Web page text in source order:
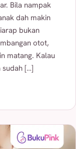
Bila nampak
dah makin
bukan
otot,
matang. Kalau
sudah […]